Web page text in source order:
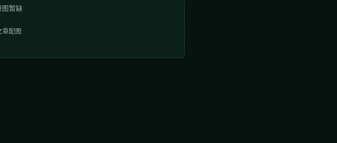
图暂缺
章配图